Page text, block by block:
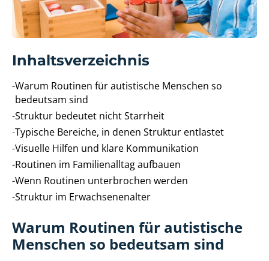
Inhaltsverzeichnis
-Warum Routinen für autistische Menschen so
bedeutsam sind
-Struktur bedeutet nicht Starrheit
-Typische Bereiche, in denen Struktur entlastet
-Visuelle Hilfen und klare Kommunikation
-Routinen im Familienalltag aufbauen
-Wenn Routinen unterbrochen werden
-Struktur im Erwachsenenalter
Warum Routinen für autistische
Menschen so bedeutsam sind